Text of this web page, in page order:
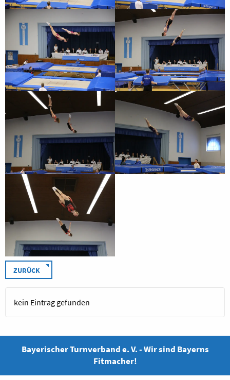
ZURÜCK
kein Eintrag gefunden
Bayerischer Turnverband e. V. - Wir sind Bayerns
Fitmacher!